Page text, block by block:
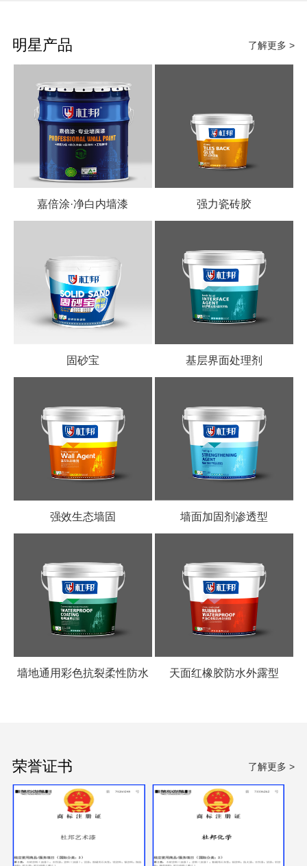
明星产品 了解更多 >
嘉倍涂·净白内墙漆 强力瓷砖胶
固砂宝 基层界面处理剂
强效生态墙固 墙面加固剂渗透型
墙地通用彩色抗裂柔性防水 天面红橡胶防水外露型
荣誉证书 了解更多 >